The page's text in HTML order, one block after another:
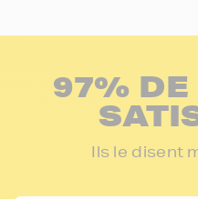
97%
Ils le disent